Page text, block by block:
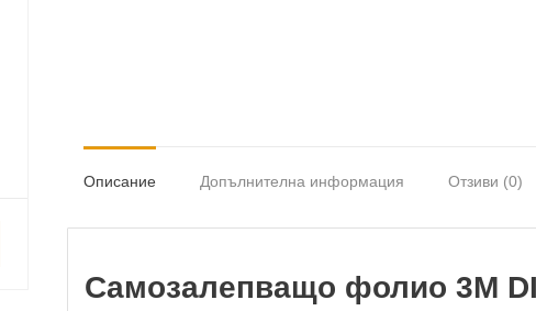
Описание Допълнителна информация Отзиви (0)
Самозалепващо фолио 3M